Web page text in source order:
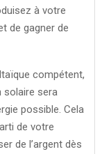
à votre
de gagner de
compétent,
solaire sera
possible. Cela
de votre
de l’argent dès